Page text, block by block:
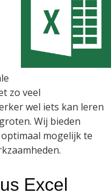
zo veel
wel iets kan leren
Wij bieden
mogelijk te
Excel